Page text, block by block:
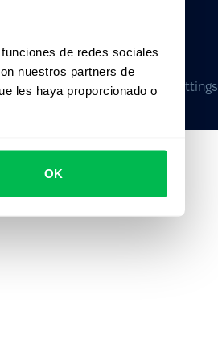
de redes sociales
nuestros partners de
les haya proporcionado o
OK
SeguridadCookie settings